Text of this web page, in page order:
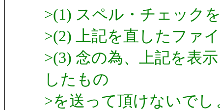
>(1) スペル・チェック
>(2) 上記を直したファ
>(3) 念の為、上記を表
したもの
>を送って頂けないでし